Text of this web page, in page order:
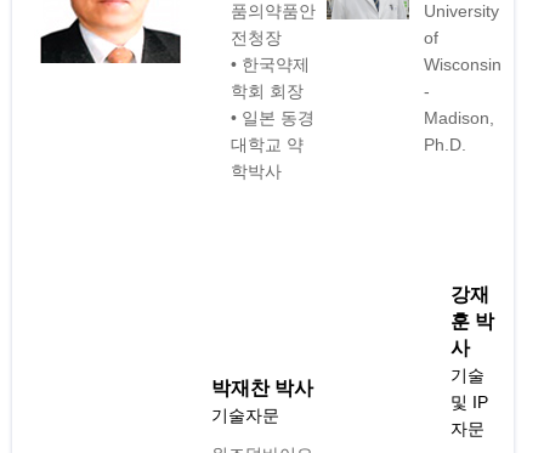
품의약품안
전청장
• 한국약제
학회 회장
• 일본 동경
대학교 약
학박사
University
of
Wisconsin
-
Madison,
Ph.D.
박재찬 박사
기술자문
강재
훈 박
사
기술
및 IP
자문